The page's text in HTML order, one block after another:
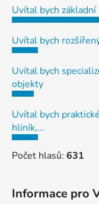
Uvítal bych základní
Uvítal bych
Uvítal bych
objekty
Uvítal bych
hliník,...
Počet hlasů: 631
Informace pro